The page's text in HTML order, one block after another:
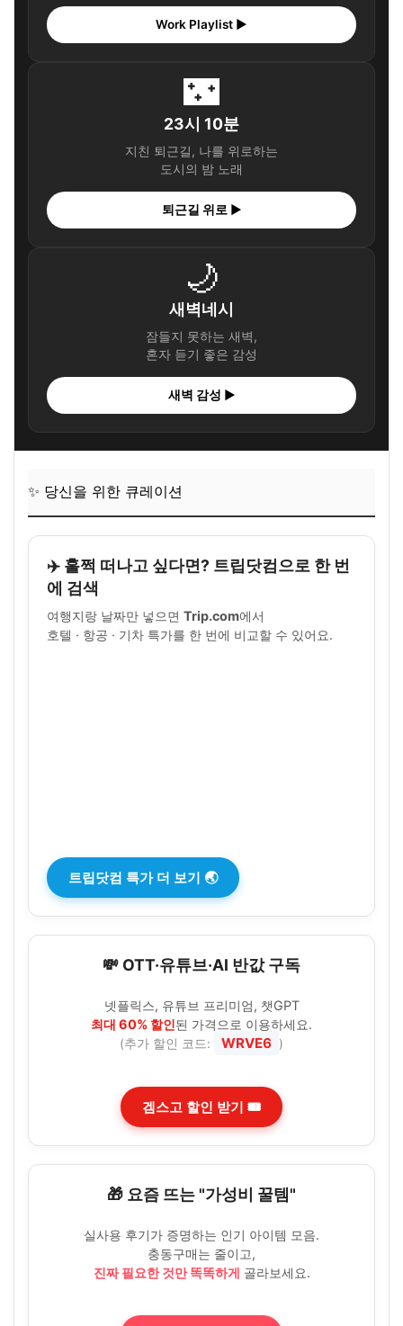
Work Playlist ▶
🌃
23시 10분
지친 퇴근길, 나를 위로하는
도시의 밤 노래
퇴근길 위로 ▶
🌙
새벽네시
잠들지 못하는 새벽,
혼자 듣기 좋은 감성
새벽 감성 ▶
✨ 당신을 위한 큐레이션
✈️ 훌쩍 떠나고 싶다면? 트립닷컴으로 한 번
에 검색
여행지랑 날짜만 넣으면 Trip.com에서
호텔 · 항공 · 기차 특가를 한 번에 비교할 수 있어요.
트립닷컴 특가 더 보기 🌏
💸 OTT·유튜브·AI 반값 구독
넷플릭스, 유튜브 프리미엄, 챗GPT
최대 60% 할인된 가격으로 이용하세요.
(추가 할인 코드: WRVE6 )
겜스고 할인 받기 🎟️
🎁 요즘 뜨는 "가성비 꿀템"
실사용 후기가 증명하는 인기 아이템 모음.
충동구매는 줄이고,
진짜 필요한 것만 똑똑하게 골라보세요.